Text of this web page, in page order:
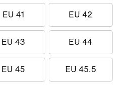
EU 41 EU 42
EU 43 EU 44
EU 45 EU 45.5